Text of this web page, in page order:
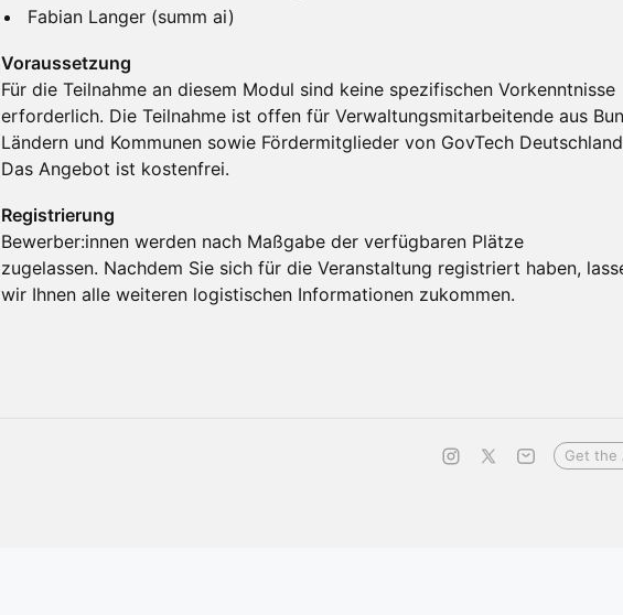
Fabian Langer (summ ai)
Voraussetzung
Für die Teilnahme an diesem Modul sind keine spezifischen Vorkenntnisse
erforderlich. Die Teilnahme ist offen für Verwaltungsmitarbeitende aus
Ländern und Kommunen sowie Fördermitglieder von GovTech
Das Angebot ist kostenfrei.
Registrierung
Bewerber:innen werden nach Maßgabe der verfügbaren Plätze
zugelassen. Nachdem Sie sich für die Veranstaltung registriert haben,
wir Ihnen alle weiteren logistischen Informationen zukommen.
Get the